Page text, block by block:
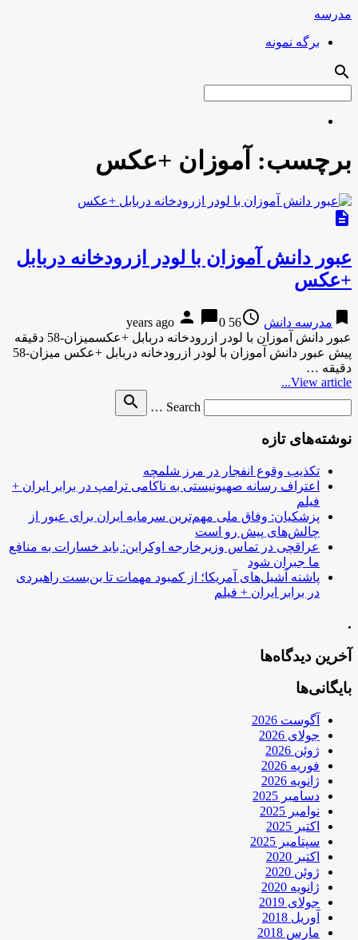
مدرسه
برگه نمونه
search
برچسب: آموزان +عکس
description
عبور دانش آموزان با لودر ازرودخانه دربابل
+عکس
bookmark مدرسه دانش access_time
56 years ago
person chat_bubble0
عبور دانش آموزان با لودر ازرودخانه دربابل +عکسمیزان-58 دقیقه
پیش عبور دانش آموزان با لودر ازرودخانه دربابل +عکس میزان-58
دقیقه …
View article...
Search …
search
نوشته‌های تازه
تکذیب وقوع انفجار در مرز شلمچه
اعتراف رسانه صهیونیستی به ناکامی ترامپ در برابر ایران +
فیلم
پزشکیان: وفاق ملی مهم‌ترین سرمایه ایران برای عبور از
چالش‌های پیش رو است
عراقچی در تماس وزیرخارجه اوکراین: باید خسارات به منافع
ما جبران شود
پاشنه آشیل‌های آمریکا؛ از کمبود مهمات تا بن‌بست راهبردی
در برابر ایران + فیلم
.
آخرین دیدگاه‌ها
بایگانی‌ها
آگوست 2026
جولای 2026
ژوئن 2026
فوریه 2026
ژانویه 2026
دسامبر 2025
نوامبر 2025
اکتبر 2025
سپتامبر 2025
اکتبر 2020
ژوئن 2020
ژانویه 2020
جولای 2019
آوریل 2018
مارس 2018